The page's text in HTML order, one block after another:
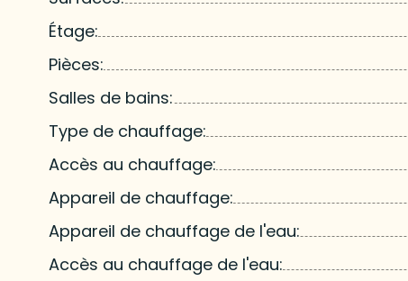
Étage:
Pièces:
Salles de bains:
Type de chauffage:
Accès au chauffage:
Appareil de chauffage:
Appareil de chauffage de l'eau:
Accès au chauffage de l'eau: